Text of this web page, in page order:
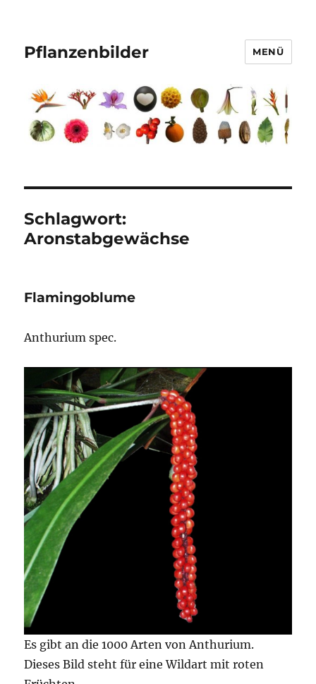
Pflanzenbilder MENÜ
Schlagwort:
Aronstabgewächse
Flamingoblume
Anthurium spec.
Es gibt an die 1000 Arten von Anthurium.
Dieses Bild steht für eine Wildart mit roten